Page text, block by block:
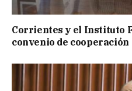
Corrientes y el Instituto
convenio de cooperación